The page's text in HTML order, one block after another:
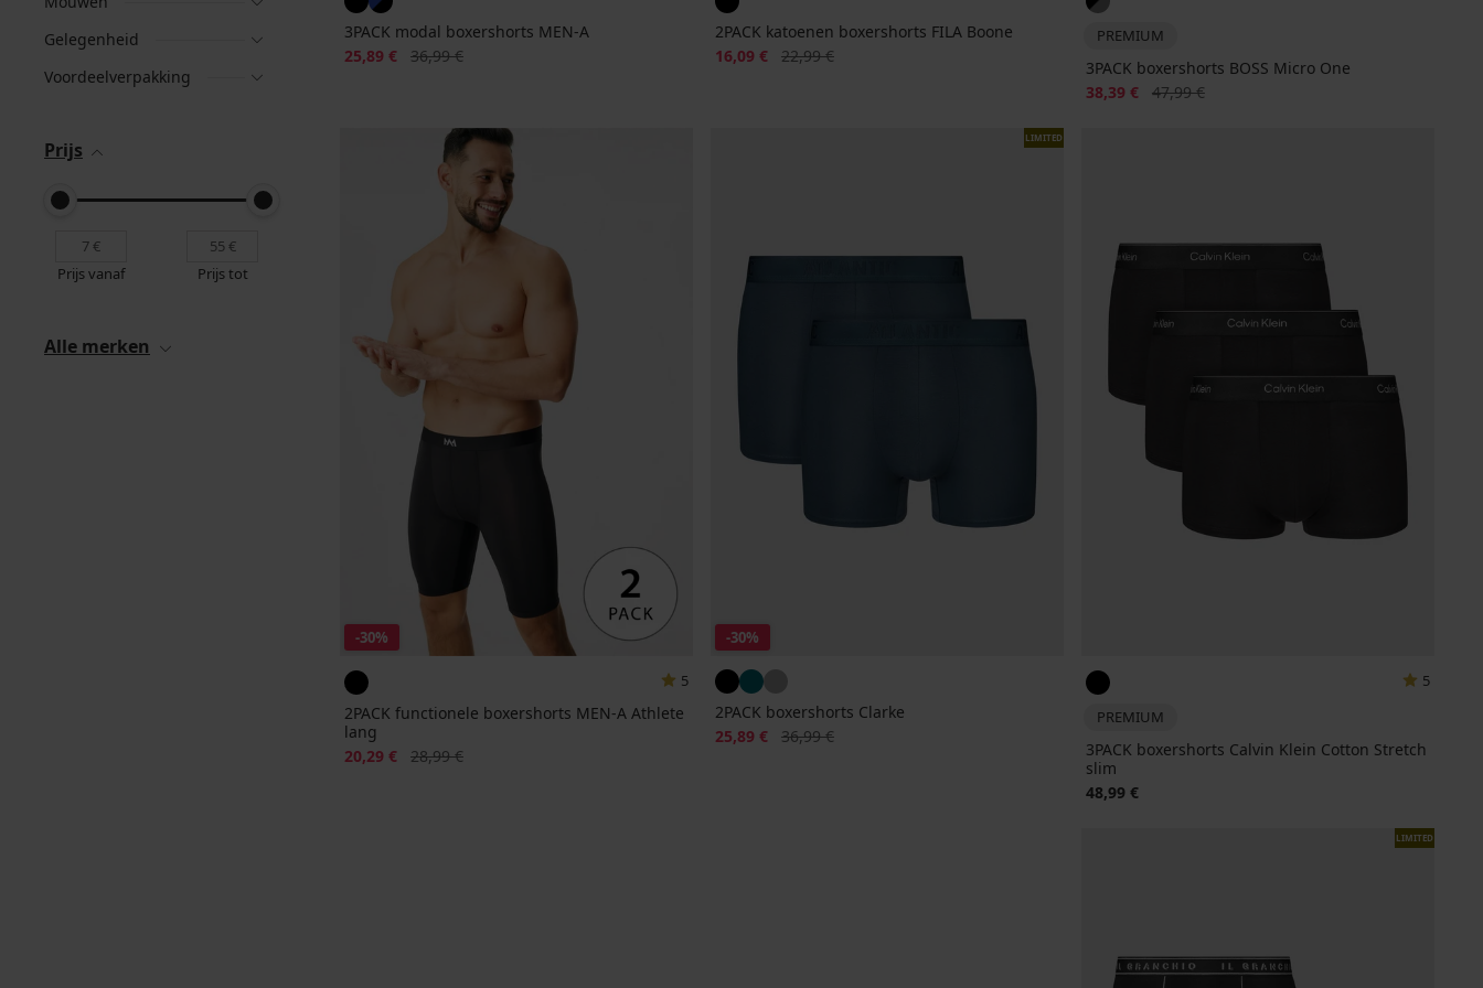
Gelegenheid
Voordeelverpakking
Prijs
Prijs vanaf Prijs tot
Alle merken
3PACK modal boxershorts MEN-A
Korting
25,89 € Oorspronkelijke prijs
36,99 €
2PACK katoenen boxershorts FILA Boone
Korting
16,09 € Oorspronkelijke prijs
22,99 €
PREMIUM
3PACK boxershorts BOSS Micro One
Korting
38,39 € Oorspronkelijke prijs
47,99 €
-30%
5
2PACK functionele boxershorts MEN-A Athlete
lang
Korting
20,29 € Oorspronkelijke prijs
28,99 €
LIMITED
-30%
2PACK boxershorts Clarke
Korting
25,89 € Oorspronkelijke prijs
36,99 €
5
PREMIUM
3PACK boxershorts Calvin Klein Cotton Stretch
slim
48,99 €
LIMITED